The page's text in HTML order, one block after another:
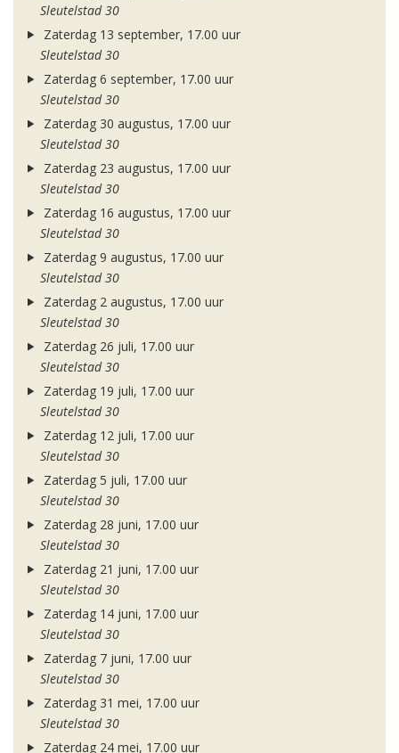
Sleutelstad 30
Zaterdag 13 september, 17.00 uur
Sleutelstad 30
Zaterdag 6 september, 17.00 uur
Sleutelstad 30
Zaterdag 30 augustus, 17.00 uur
Sleutelstad 30
Zaterdag 23 augustus, 17.00 uur
Sleutelstad 30
Zaterdag 16 augustus, 17.00 uur
Sleutelstad 30
Zaterdag 9 augustus, 17.00 uur
Sleutelstad 30
Zaterdag 2 augustus, 17.00 uur
Sleutelstad 30
Zaterdag 26 juli, 17.00 uur
Sleutelstad 30
Zaterdag 19 juli, 17.00 uur
Sleutelstad 30
Zaterdag 12 juli, 17.00 uur
Sleutelstad 30
Zaterdag 5 juli, 17.00 uur
Sleutelstad 30
Zaterdag 28 juni, 17.00 uur
Sleutelstad 30
Zaterdag 21 juni, 17.00 uur
Sleutelstad 30
Zaterdag 14 juni, 17.00 uur
Sleutelstad 30
Zaterdag 7 juni, 17.00 uur
Sleutelstad 30
Zaterdag 31 mei, 17.00 uur
Sleutelstad 30
Zaterdag 24 mei, 17.00 uur